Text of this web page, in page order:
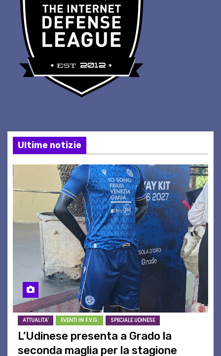
Ultime notizie
ATTUALITA' EVENTI IN F.V.G. SPECIALE UDINESE
L’Udinese presenta a Grado la
seconda maglia per la stagione